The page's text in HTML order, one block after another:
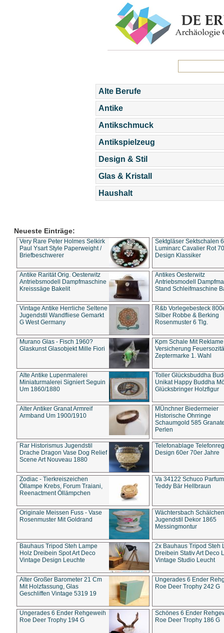
Alte Berufe
Antike
Antikschmuck
Antikspielzeug
Design & Stil
Glas & Kristall
Haushalt
Neueste Einträge:
Very Rare Peter Holmes Selkirk
Paul Ysart Style Paperweight /
Briefbeschwerer
Sektgläser Sektschalen
Luminarc Cavalier Rot
Design Klassiker
Antike Rarität Orig. Oesterwitz
Antriebsmodell Dampfmaschine
Kreisssäge Bakelit
Antikes Oesterwitz
Antriebsmodell
Stand Schleifmaschine
Vintage Antike Herrliche Seltene
Jugendstil Wandfliese Gemarkt
G West Germany
R&b Vorlegebesteck
Silber Robbe & Berking
Rosenmuster 6 Tlg.
Murano Glas - Fisch 1960?
Glaskunst Glasobjekt Mille Fiori
Kpm Schale Mit Reklame
Versicherung
Zeptermarke 1. Wahl
Alte Antike Lupenmalerei
Miniaturmalerei Signiert Seguin
Um 1860/1880
Toller Glücksbuddha
Unikat Happy Buddha
Glücksbringer Holzfigur
Alter Antiker Granat Armreif
Armband Um 1900/1910
MÜnchner Biedermeier
Historische Ohrringe
Schaumgold 585
Perlen
Rar Historismus Jugendstil
Drache Dragon Vase Dog Relief
Scene Art Nouveau 1880
Telefonablage
Design 60er 70er Jahre
Zodiac - Tierkreiszeichen
Öllampe Krebs, Forum Traiani,
Reenactment Öllämpchen
Va 34122 Schuco
Teddy Bär Hellbraun
Originale Meissen Fuss - Vase
Rosenmuster Mit Goldrand
Wächtersbach Schälchen
Jugendstil Dekor 1865
Messingmontur
Bauhaus Tripod Steh Lampe
Holz Dreibein Spot Art Deco
Vintage Design Leuchte
2x Bauhaus Tripod Steh
Dreibein Stativ Art Deco
Vintage Studio Leucht
Alter Großer Barometer 21 Cm
Mit Holzfassung, Glas
Geschliffen Vintage 5319 19
Ungerades 6 Ender
Roe Deer Trophy 242 G
Ungerades 6 Ender Rehgeweih
Roe Deer Trophy 194 G
Schönes 6 Ender
Roe Deer Trophy 186 G